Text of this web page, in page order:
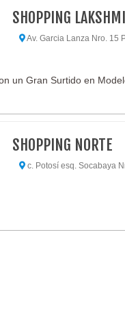
SHOPPING LAKSHMI
Av. Garcia Lanza Nro. 15
un Gran Surtido en
SHOPPING NORTE
c. Potosí esq. Socabaya